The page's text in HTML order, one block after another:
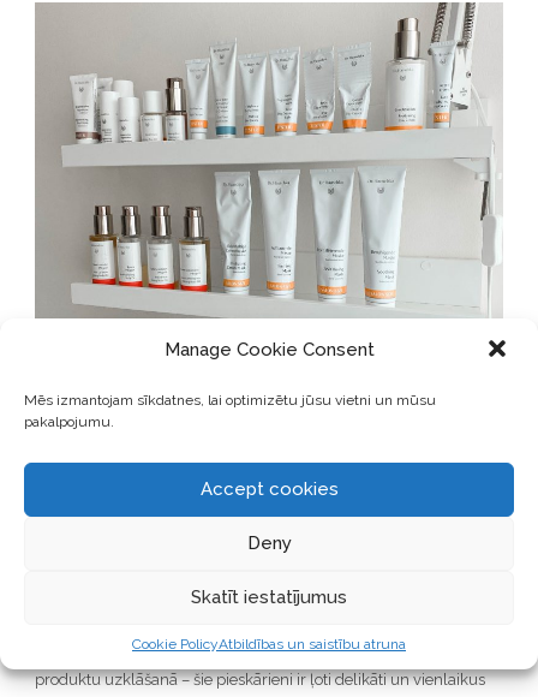
Manage Cookie Consent
Mēs izmantojam sīkdatnes, lai optimizētu jūsu vietni un mūsu
pakalpojumu.
Accept cookies
Deny
Skatīt iestatījumus
Cookie PolicyAtbildības un saistību atruna
Holistiskā ādas kopšana izmanto kompleksu, maigu un skaistu
konceptu. Izvērtējot ādas stāvokli un tās dabīgos ritmus.
eļļas, kas iedarbojas ne vien uz mūsu ādu fiziski, bet arī uz mūsu
kosmētika un tā izmanto arīīpašu pieskārienu tehniku
produktu uzklāšanā – šie pieskārieni ir ļoti delikāti un vienlaikus